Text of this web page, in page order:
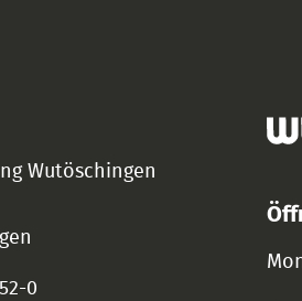
Wutöschingen
0